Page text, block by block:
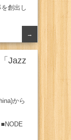
創出し
→
Jazz
から